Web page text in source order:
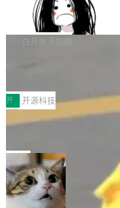
容的百科平台，被马斯克视
维基百科的替代方案。
热门页面还是低关注度页面
声明 LocaleResolver、注册
erceptor…五六步之后才能
本。 Solon 换了个方式。整
Apache Doris 4.1 全面增
支持 UPDATE、MERGE
erg V3
Apache Doris 4.1 要补齐的
半。在已有查询能力的基础
常维护操作，并完整支持
白开水不加糖
村国家自主创新示范区会议中
由中关村智联软件服务业质
“智构可信·质创未来——AI原
式”为主题，直面AI从实验室
的核心质量命题。会上，《
工具选型手册》发布，Testin
nt智能测试系统入选AI测试领
O而言，这提示了一个转变：
开 开源科技
让非法状态不可表示：一篇
有一种东西，一旦用过就回
eev 管它叫"软件设计的基石
鲜——代数数据类型（ADT）
（sum type）。但他说清楚
型系统的学术体操，是日常
局
Cloudflare 开源内部企业
dflare OS
Cloudflare 发布了一个开源